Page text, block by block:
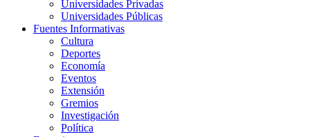
Universidades Privadas
Universidades Públicas
Fuentes Informativas
Cultura
Deportes
Economía
Eventos
Extensión
Gremios
Investigación
Política